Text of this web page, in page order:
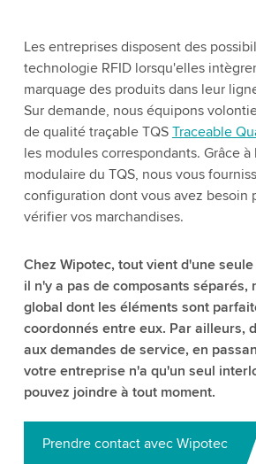
Les entreprises disposent des
technologie RFID lorsqu'elles
marquage des produits dans leur
Sur demande, nous équipons
de qualité traçable TQS Traceable
les modules correspondants. Grâce
modulaire du TQS, nous vous
configuration dont vous avez besoin
vérifier vos marchandises.
Chez Wipotec, tout vient d'une
il n'y a pas de composants séparés,
global dont les éléments sont
coordonnés entre eux. Par ailleurs,
aux demandes de service, en
votre entreprise n'a qu'un seul
pouvez joindre à tout moment.
Prendre contact avec Wipotec